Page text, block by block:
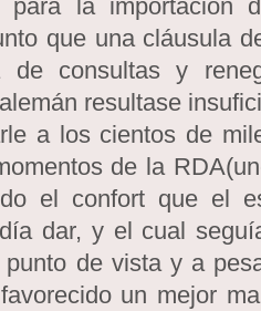
para la importación
que una cláusula
de consultas y
resultase
a los cientos de
de la
el confort que el
dar, y el cual
de vista y a
un mejor